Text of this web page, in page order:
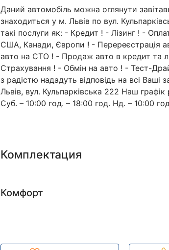
Даний автомобіль можна оглянути
знаходиться у м. Львів по вул.
такі послуги як: - Кредит ! - Лізинг ! -
США, Канади, Європи ! - Перереєстрація
авто на СТО ! - Продаж авто в кредит та
Страхування ! - Обмін на авто ! - Тест-
з радістю нададуть відповідь на всі
Львів, вул. Кульпарківська 222 Наш
Суб. – 10:00 год. – 18:00 год. Нд. – 10:00
Комплектация
Комфорт